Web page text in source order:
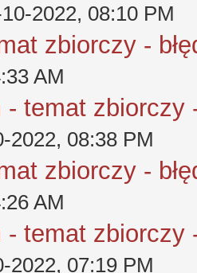
2022, 08:10 PM
zbiorczy -
AM
temat zbiorczy
2022, 08:38 PM
zbiorczy -
AM
temat zbiorczy
2022, 07:19 PM